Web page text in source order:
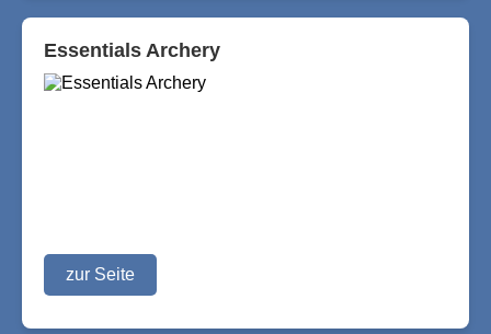
Essentials Archery
zur Seite